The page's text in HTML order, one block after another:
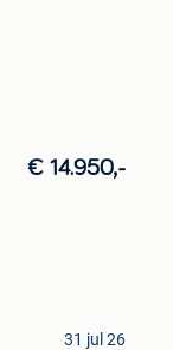
€ 14.950,-
31 jul 26